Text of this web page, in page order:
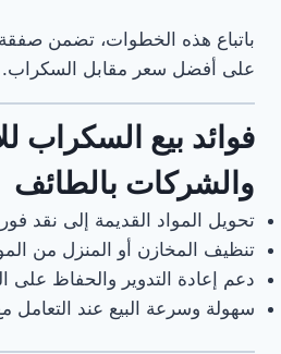
باتباع هذه الخطوات، تضمن
على أفضل سعر مقابل السكراب.
فوائد بيع السكراب
والشركات بالطائف
تحويل المواد القديمة إلى نقد
تنظيف المخازن أو المنزل من
دعم إعادة التدوير والحفاظ على
سهولة وسرعة البيع عند